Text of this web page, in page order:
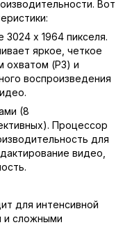
Вот
x 1964 пикселя.
яркое, четкое
охватом (P3) и
воспроизведения
(8
Процессор
для
видео,
для интенсивной
и сложными